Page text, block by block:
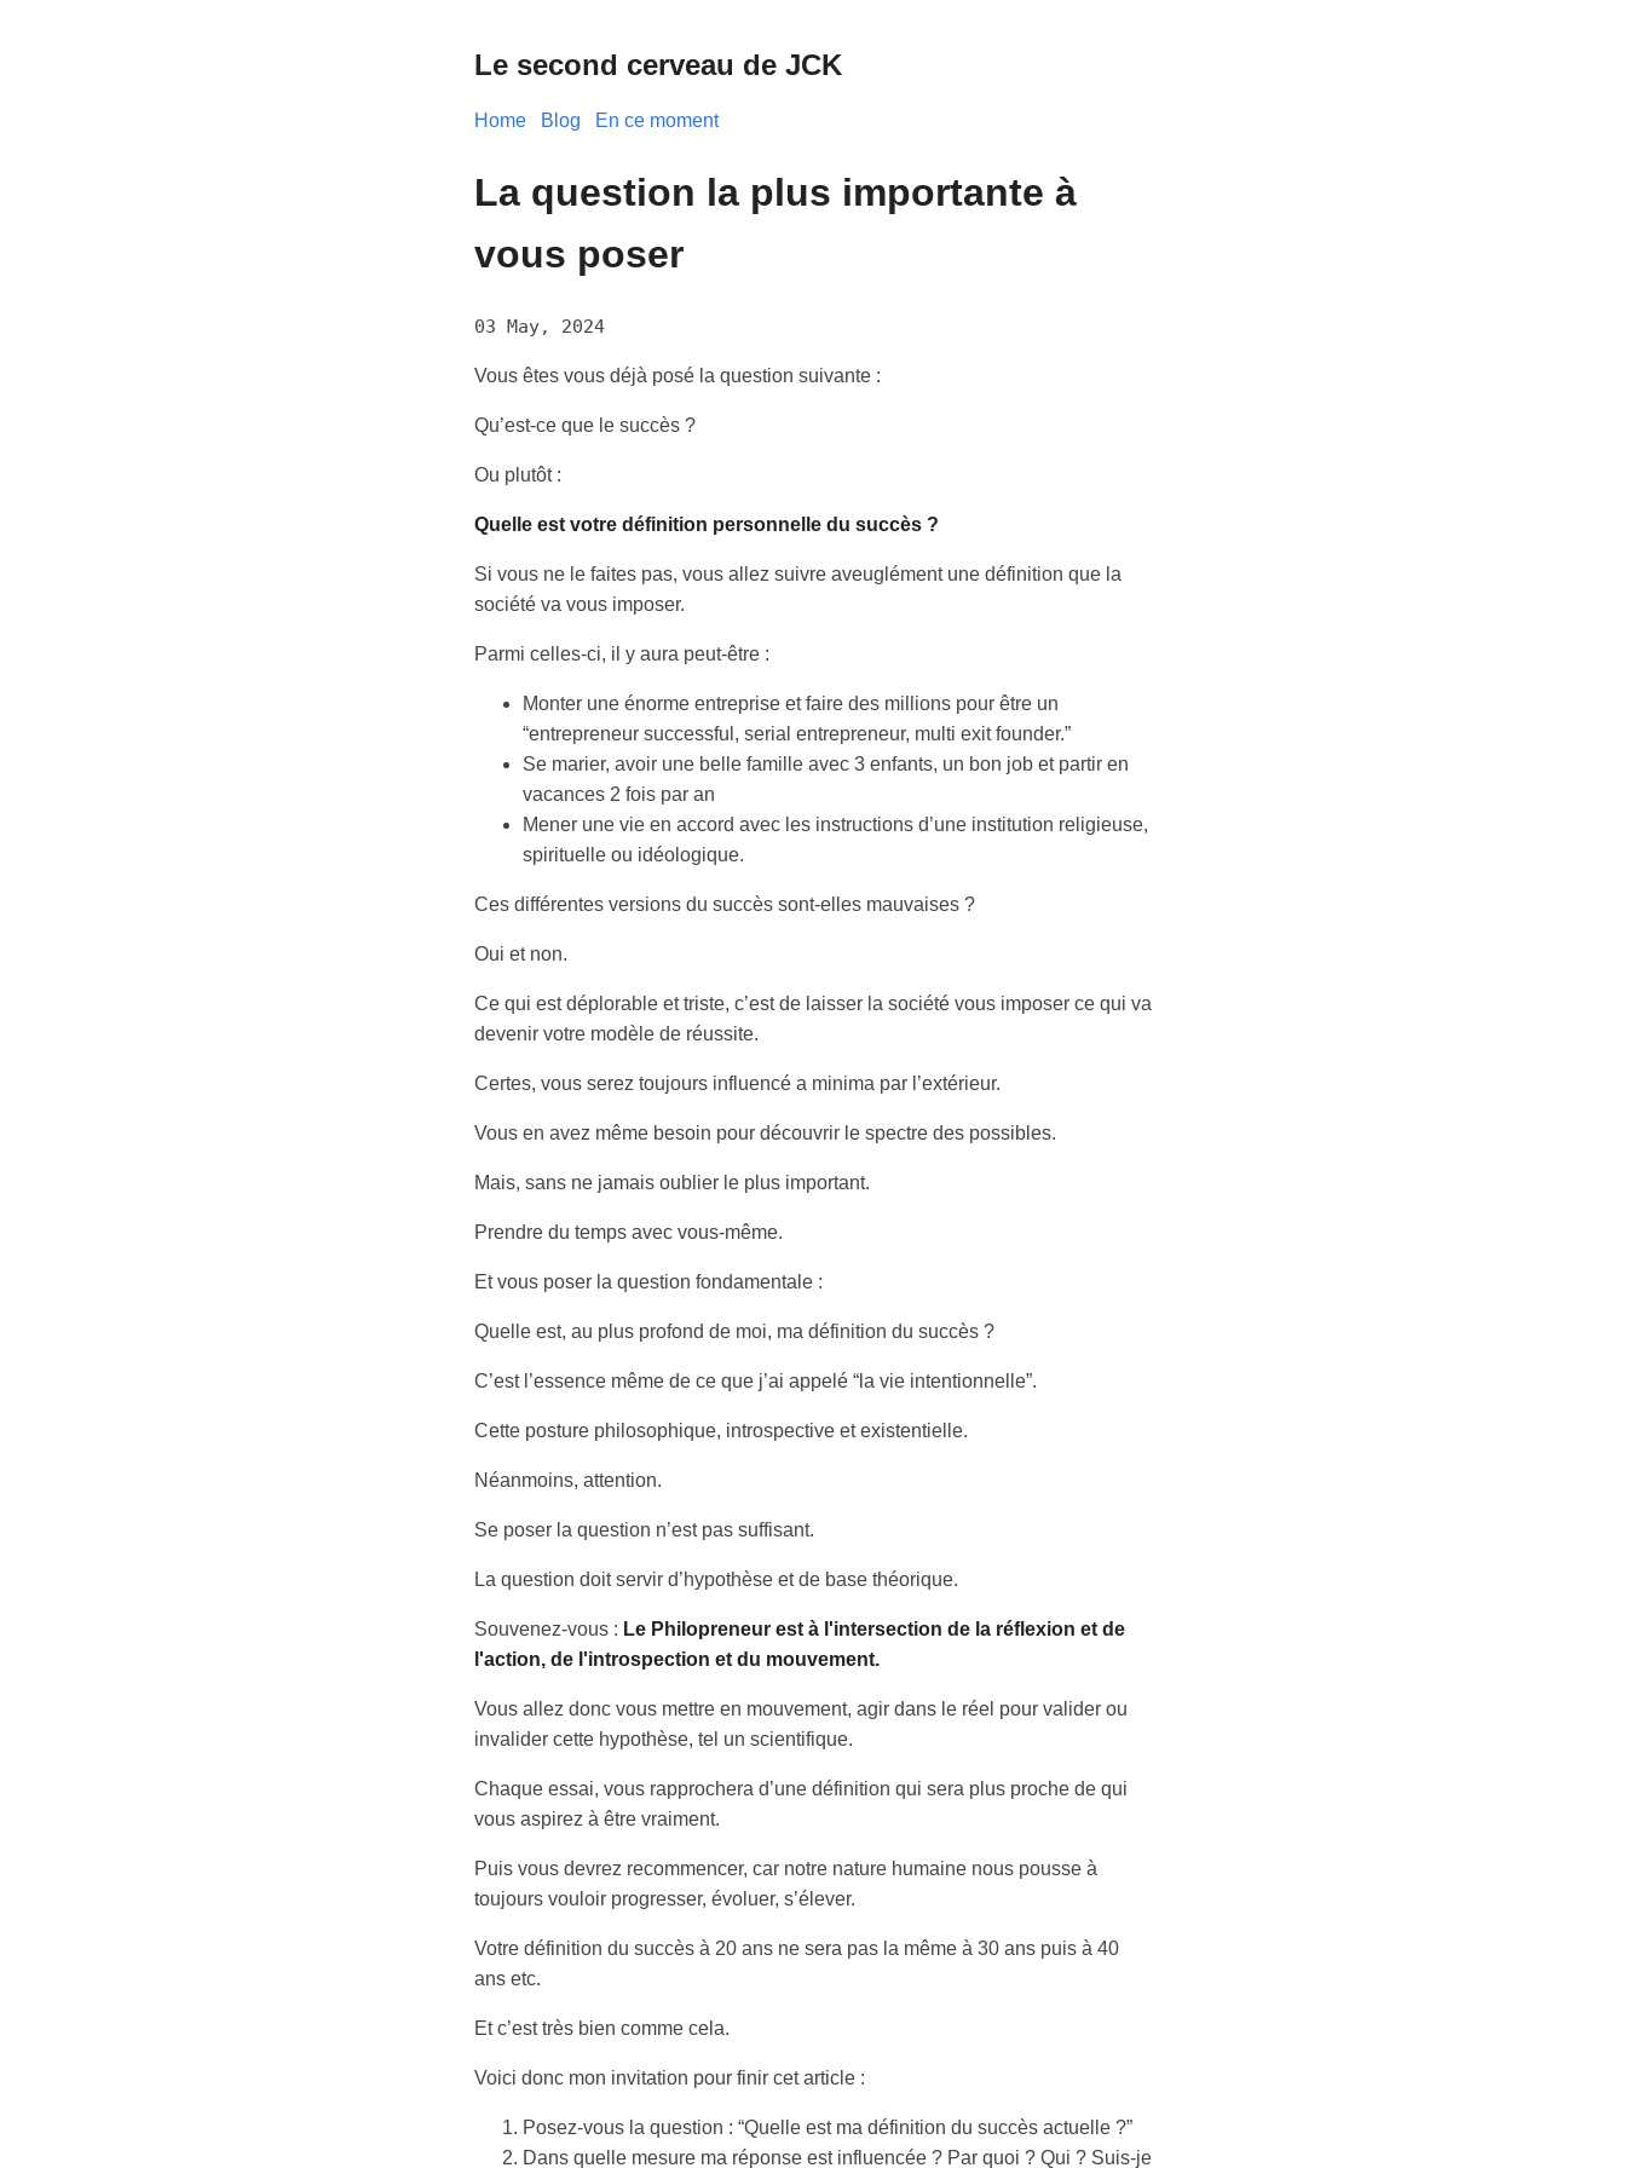
Le second cerveau de JCK
Home Blog En ce moment
La question la plus importante à
vous poser
03 May, 2024
Vous êtes vous déjà posé la question suivante :
Qu’est-ce que le succès ?
Ou plutôt :
Quelle est votre définition personnelle du succès ?
Si vous ne le faites pas, vous allez suivre aveuglément une définition que la
société va vous imposer.
Parmi celles-ci, il y aura peut-être :
Monter une énorme entreprise et faire des millions pour être un
“entrepreneur successful, serial entrepreneur, multi exit founder.”
Se marier, avoir une belle famille avec 3 enfants, un bon job et partir en
vacances 2 fois par an
Mener une vie en accord avec les instructions d’une institution religieuse,
spirituelle ou idéologique.
Ces différentes versions du succès sont-elles mauvaises ?
Oui et non.
Ce qui est déplorable et triste, c’est de laisser la société vous imposer ce qui va
devenir votre modèle de réussite.
Certes, vous serez toujours influencé a minima par l’extérieur.
Vous en avez même besoin pour découvrir le spectre des possibles.
Mais, sans ne jamais oublier le plus important.
Prendre du temps avec vous-même.
Et vous poser la question fondamentale :
Quelle est, au plus profond de moi, ma définition du succès ?
C’est l’essence même de ce que j’ai appelé “la vie intentionnelle”.
Cette posture philosophique, introspective et existentielle.
Néanmoins, attention.
Se poser la question n’est pas suffisant.
La question doit servir d’hypothèse et de base théorique.
Souvenez-vous : Le Philopreneur est à l'intersection de la réflexion et de
l'action, de l'introspection et du mouvement.
Vous allez donc vous mettre en mouvement, agir dans le réel pour valider ou
invalider cette hypothèse, tel un scientifique.
Chaque essai, vous rapprochera d’une définition qui sera plus proche de qui
vous aspirez à être vraiment.
Puis vous devrez recommencer, car notre nature humaine nous pousse à
toujours vouloir progresser, évoluer, s’élever.
Votre définition du succès à 20 ans ne sera pas la même à 30 ans puis à 40
ans etc.
Et c’est très bien comme cela.
Voici donc mon invitation pour finir cet article :
Posez-vous la question : “Quelle est ma définition du succès actuelle ?”
Dans quelle mesure ma réponse est influencée ? Par quoi ? Qui ? Suis-je